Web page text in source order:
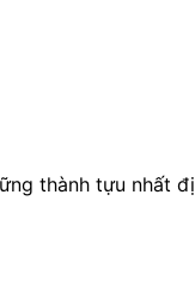
thành tựu nhất